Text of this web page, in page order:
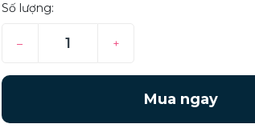
Số lượng:
– +
Mua ngay